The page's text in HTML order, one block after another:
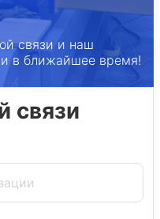
связи и наш
в ближайшее время!
связи